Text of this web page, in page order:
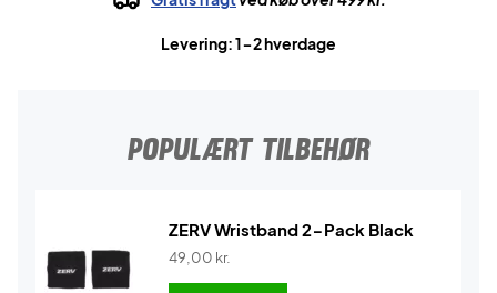
Levering: 1-2 hverdage
POPULÆRT TILBEHØR
ZERV Wristband 2-Pack Black
49,00 kr.